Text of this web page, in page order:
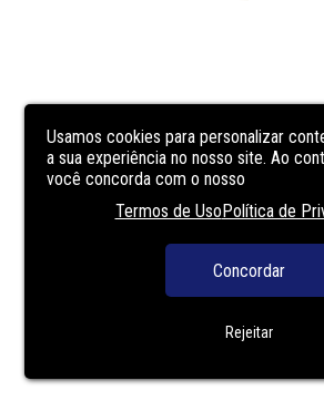
Usamos cookies para personalizar
a sua experiência no nosso site. Ao
você concorda com o nosso
Termos de UsoPolítica de
Concordar
Rejeitar